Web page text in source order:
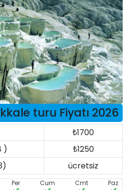
turu Fiyatı 2026
₺1700
)
₺1250
ücretsiz
Per Cum Cmt Paz